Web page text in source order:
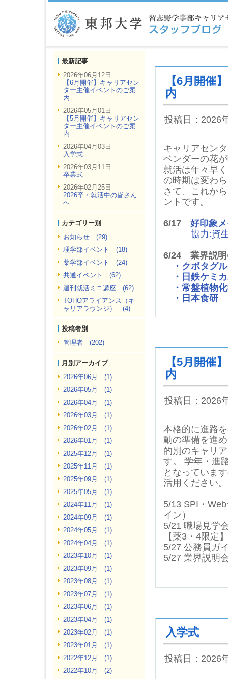
最新記事
2026年06月12日
【6月開催】キャリアセン
ター主催イベントのご案
内
2026年05月01日
【5月開催】キャリアセン
ター主催イベントのご案
内
2026年04月03日
入学式
2026年03月11日
卒業式
2026年02月25日
2026卒・就活中の皆さん
へ
カテゴリー別
お知らせ (29)
理学部イベント (18)
薬学部イベント (24)
共通イベント (62)
週刊就活ミニ講座 (62)
TOHOアライアンス（キ
ャリアラウンジ） (4)
投稿者別
管理者 (202)
月別アーカイブ
2026年06月 (1)
2026年05月 (1)
2026年04月 (1)
2026年03月 (1)
2026年02月 (1)
2026年01月 (1)
2025年12月 (1)
2025年11月 (1)
2025年09月 (1)
2025年05月 (1)
2024年11月 (1)
2024年09月 (1)
2024年05月 (1)
2024年04月 (1)
2023年10月 (1)
2023年09月 (1)
2023年08月 (1)
2023年07月 (1)
2023年06月 (1)
2023年04月 (1)
2023年02月 (1)
2023年01月 (1)
2022年12月 (1)
2022年10月 (2)
【6月開催
内
投稿日：2026
キャリアセン
ベンダーの花
就活は年々早
の時期は変わ
さて、これか
ントです。
6/17 好印象
協力:資
6/24 業界説明
・クボタグ
・日鉄ケミ
・常盤植物
・日本食研
【5月開催
内
投稿日：2026
本格的に進路
動の準備を進
的別のキャリ
す。 学年・進
となっていま
活用ください。
5/13 SPI・
イン）
5/21 職場見学
【薬3・4限定
5/27 公務員ガ
5/27 業界説明
入学式
投稿日：2026